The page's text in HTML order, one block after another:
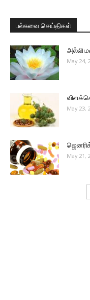
பல்சுவை செய்திகள்
அல்லி
May 24,
May 23,
May 21,